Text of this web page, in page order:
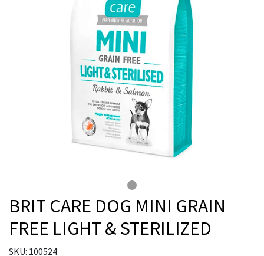
BRIT CARE DOG MINI GRAIN
FREE LIGHT & STERILIZED
SKU: 100524